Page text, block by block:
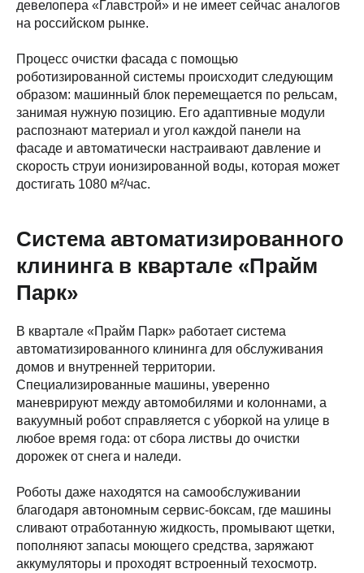
девелопера «Главстрой» и не имеет сейчас аналогов
на российском рынке.
Процесс очистки фасада с помощью
роботизированной системы происходит следующим
образом: машинный блок перемещается по рельсам,
занимая нужную позицию. Его адаптивные модули
распознают материал и угол каждой панели на
фасаде и автоматически настраивают давление и
скорость струи ионизированной воды, которая может
достигать 1080 м²/час.
Система автоматизированного
клининга в квартале «Прайм
Парк»
В квартале «Прайм Парк» работает система
автоматизированного клининга для обслуживания
домов и внутренней территории.
Специализированные машины, уверенно
маневрируют между автомобилями и колоннами, а
вакуумный робот справляется с уборкой на улице в
любое время года: от сбора листвы до очистки
дорожек от снега и наледи.
Роботы даже находятся на самообслуживании
благодаря автономным сервис-боксам, где машины
сливают отработанную жидкость, промывают щетки,
пополняют запасы моющего средства, заряжают
аккумуляторы и проходят встроенный техосмотр.